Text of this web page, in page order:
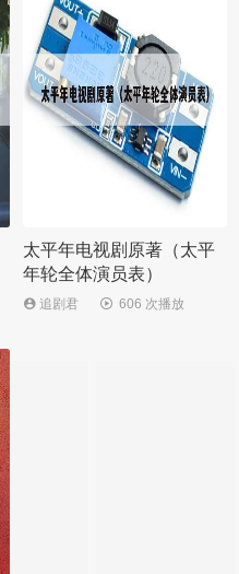
太平年电视剧原著（太平
年轮全体演员表）
追剧君 606 次播放